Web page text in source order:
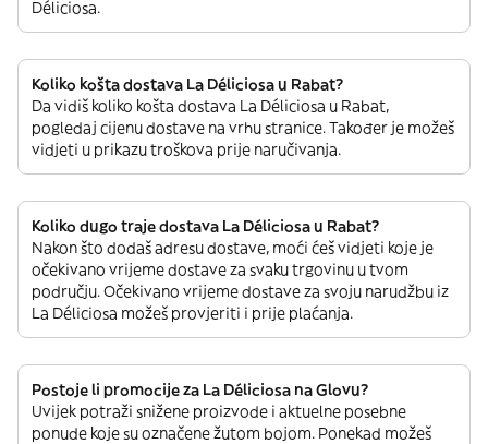
Déliciosa.
Koliko košta dostava La Déliciosa u Rabat?
Da vidiš koliko košta dostava La Déliciosa u Rabat,
pogledaj cijenu dostave na vrhu stranice. Također je možeš
vidjeti u prikazu troškova prije naručivanja.
Koliko dugo traje dostava La Déliciosa u Rabat?
Nakon što dodaš adresu dostave, moći ćeš vidjeti koje je
očekivano vrijeme dostave za svaku trgovinu u tvom
području. Očekivano vrijeme dostave za svoju narudžbu iz
La Déliciosa možeš provjeriti i prije plaćanja.
Postoje li promocije za La Déliciosa na Glovu?
Uvijek potraži snižene proizvode i aktuelne posebne
ponude koje su označene žutom bojom. Ponekad možeš